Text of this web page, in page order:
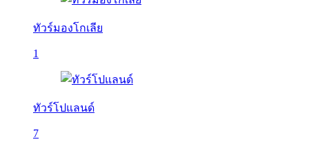
ทัวร์มองโกเลีย
1
ทัวร์โปแลนด์
7